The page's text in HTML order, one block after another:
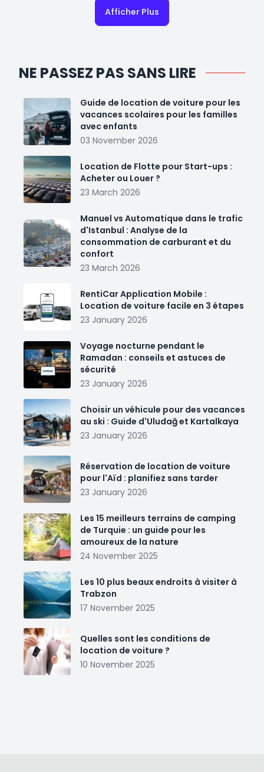
Afficher Plus
NE PASSEZ PAS SANS LIRE
Guide de location de voiture pour les
vacances scolaires pour les familles
avec enfants
03 November 2026
Location de Flotte pour Start-ups :
Acheter ou Louer ?
23 March 2026
Manuel vs Automatique dans le trafic
d'Istanbul : Analyse de la
consommation de carburant et du
confort
23 March 2026
RentiCar Application Mobile :
Location de voiture facile en 3 étapes
23 January 2026
Voyage nocturne pendant le
Ramadan : conseils et astuces de
sécurité
23 January 2026
Choisir un véhicule pour des vacances
au ski : Guide d'Uludağ et Kartalkaya
23 January 2026
Réservation de location de voiture
pour l'Aïd : planifiez sans tarder
23 January 2026
Les 15 meilleurs terrains de camping
de Turquie : un guide pour les
amoureux de la nature
24 November 2025
Les 10 plus beaux endroits à visiter à
Trabzon
17 November 2025
Quelles sont les conditions de
location de voiture ?
10 November 2025